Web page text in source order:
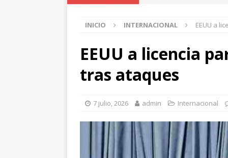
[ 5 agosto, 2026 ] Cómo
amenaza (y por qué es
Se va
cercados por corrupción
[ 5 agosto, 2026 ]
INICIO INTERNACIONAL EEUU a
EEUU a licencia
tras ataques
7 julio, 2026 admin Internacional